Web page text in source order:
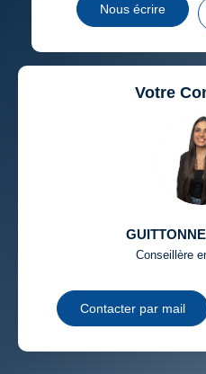
Nous écrire
Votre
Conseillère
Contacter par mail